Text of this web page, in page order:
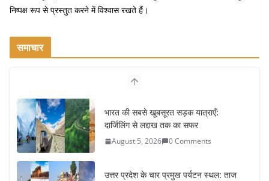
निष्पक्ष रूप से प्रस्तुत करने में विश्वास रखते हैं।
समाचार
भारत की सबसे खूबसूरत सड़क यात्राएँ:
दार्जिलिंग से लद्दाख तक का सफर
August 5, 2026 0 Comments
उत्तर प्रदेश के चार प्रमुख पर्यटन स्थल: ताज